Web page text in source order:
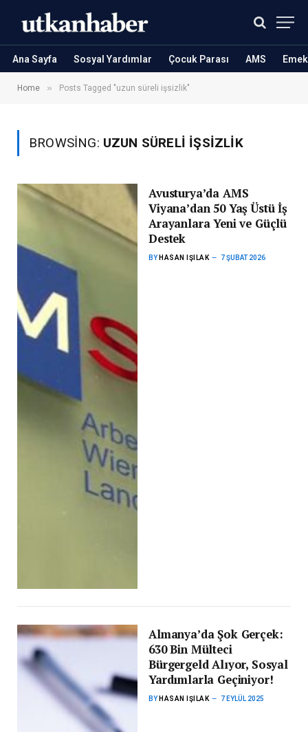
Ana Sayfa Sosyal Yardımlar Çocuk Parası AMS
Home » Posts Tagged "uzun süreli işsizlik"
BROWSING: UZUN SÜRELI IŞSIZLIK
Avusturya’da AMS
Viyana’dan 50 Yaş Üstü İş
Arayanlara Yeni ve Güçlü
Destek
BY HASAN IŞILAK 7 ŞUBAT 2026
Almanya’da Şok Gerçek:
630 Bin Mülteci
Bürgergeld Alıyor, Sosyal
Yardımlarla Geçiniyor!
BY HASAN IŞILAK 7 EYLÜL 2025